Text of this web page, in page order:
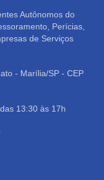
Autônomos do
Perícias,
de Serviços
- Marília/SP - CEP
13:30 às 17h